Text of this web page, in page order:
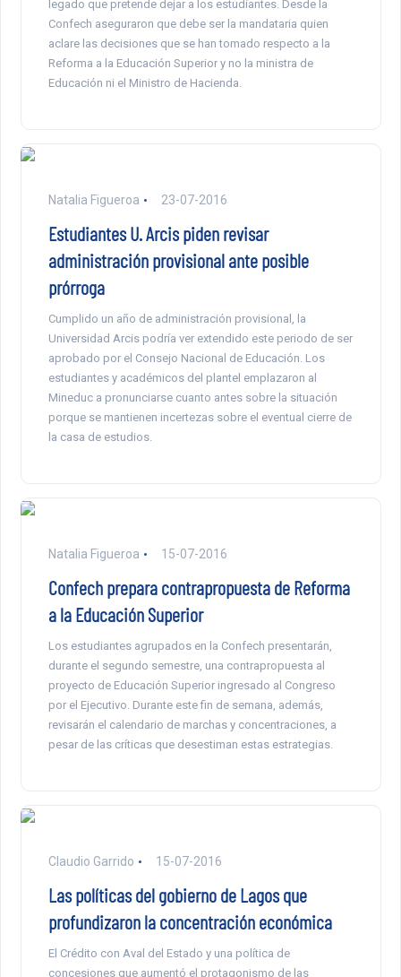
legado que pretende dejar a los estudiantes. Desde la
Confech aseguraron que debe ser la mandataria quien
aclare las decisiones que se han tomado respecto a la
Reforma a la Educación Superior y no la ministra de
Educación ni el Ministro de Hacienda.
Natalia Figueroa 23-07-2016
Estudiantes U. Arcis piden revisar
administración provisional ante posible
prórroga
Cumplido un año de administración provisional, la
Universidad Arcis podría ver extendido este periodo de ser
aprobado por el Consejo Nacional de Educación. Los
estudiantes y académicos del plantel emplazaron al
Mineduc a pronunciarse cuanto antes sobre la situación
porque se mantienen incertezas sobre el eventual cierre de
la casa de estudios.
Natalia Figueroa 15-07-2016
Confech prepara contrapropuesta de Reforma
a la Educación Superior
Los estudiantes agrupados en la Confech presentarán,
durante el segundo semestre, una contrapropuesta al
proyecto de Educación Superior ingresado al Congreso
por el Ejecutivo. Durante este fin de semana, además,
revisarán el calendario de marchas y concentraciones, a
pesar de las críticas que desestiman estas estrategias.
Claudio Garrido 15-07-2016
Las políticas del gobierno de Lagos que
profundizaron la concentración económica
El Crédito con Aval del Estado y una política de
concesiones que aumentó el protagonismo de las